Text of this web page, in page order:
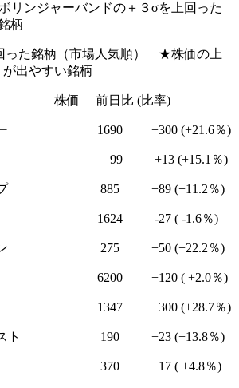
リンジャーバンドの＋３σを上回った
柄
った銘柄（市場人気順） ★株価の上
出やすい銘柄
前日比 (比率)
ンカー 1690 +300 (+21.6％)
ック 99 +13 (+15.1％)
ループ 885 +89 (+11.2％)
ウ 1624 -27 ( -1.6％)
フロン 275 +50 (+22.2％)
材 6200 +120 ( +2.0％)
作所 1347 +300 (+28.7％)
エスト 190 +23 (+13.8％)
ＨＩ 370 +17 ( +4.8％)